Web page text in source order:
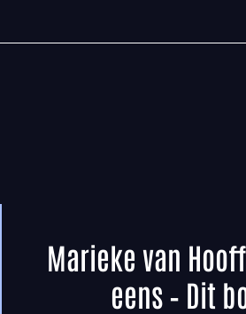
Marieke van
eens – Dit